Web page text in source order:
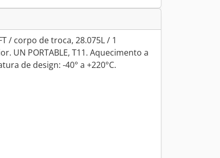
/ corpo de troca, 28.075L / 1
UN PORTABLE, T11. Aquecimento a
de design: -40° a +220°C.